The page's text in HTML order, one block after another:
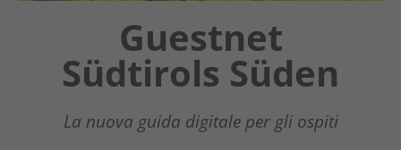
Chatbot OTTO
Il tuo assistente digitale nel Sud dell’Alto
Adige - Clicca sul link, apri WhatsApp e
inizia subito a chattare!
Guestnet
Südtirols Süden
La nuova guida digitale per gli ospiti
Winter
Wonderland
Dal rilassante escursionismo invernale